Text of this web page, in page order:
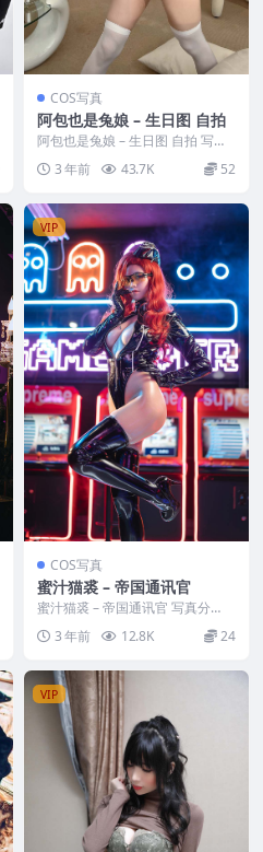
COS写真
阿包也是兔娘 – 生日图 自拍
阿包也是兔娘 – 生日图 自拍 写真
分类：唯美，参与模特：阿包也是
兔娘 [套图大...
3 年前 43.7K 52
VIP
COS写真
蜜汁猫裘 – 帝国通讯官
蜜汁猫裘 – 帝国通讯官 写真分
类：唯美，参与模特：蜜汁猫裘
[套图大小]：[2...
3 年前 12.8K 24
VIP